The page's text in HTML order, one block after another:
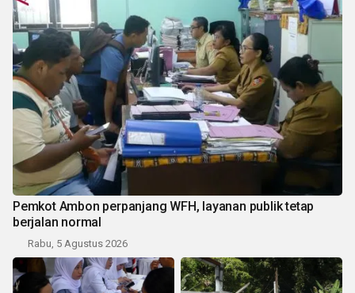
Pemkot Ambon perpanjang WFH, layanan publik tetap
berjalan normal
Rabu, 5 Agustus 2026